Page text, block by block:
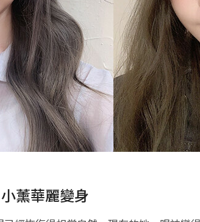
薰華麗變身